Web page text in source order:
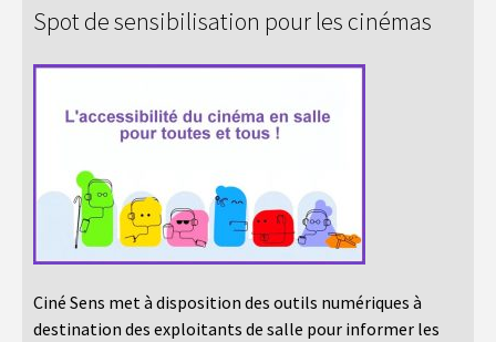
Spot de sensibilisation pour les cinémas
Ciné Sens met à disposition des outils numériques à
destination des exploitants de salle pour informer les